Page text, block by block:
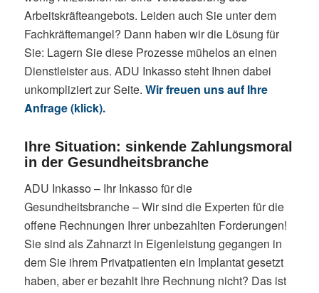
Arbeitskräfteangebots. Leiden auch Sie unter dem
Fachkräftemangel? Dann haben wir die Lösung für
Sie: Lagern Sie diese Prozesse mühelos an einen
Dienstleister aus. ADU Inkasso steht Ihnen dabei
unkompliziert zur Seite. Wir freuen uns auf Ihre
Anfrage (klick).
Ihre Situation: sinkende Zahlungsmoral
in der Gesundheitsbranche
ADU Inkasso – Ihr Inkasso für die
Gesundheitsbranche – Wir sind die Experten für die
offene Rechnungen Ihrer unbezahlten Forderungen!
Sie sind als Zahnarzt in Eigenleistung gegangen in
dem Sie ihrem Privatpatienten ein Implantat gesetzt
haben, aber er bezahlt Ihre Rechnung nicht? Das ist